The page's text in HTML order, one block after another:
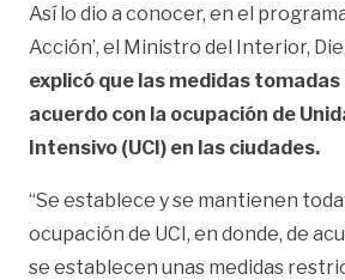
Así lo dio a conocer, en el
Acción’, el Ministro del Interior,
explicó que las medidas
acuerdo con la ocupación de
Intensivo (UCI) en las ciudades.
“Se establece y se mantienen
ocupación de UCI, en donde, de
se establecen unas medidas